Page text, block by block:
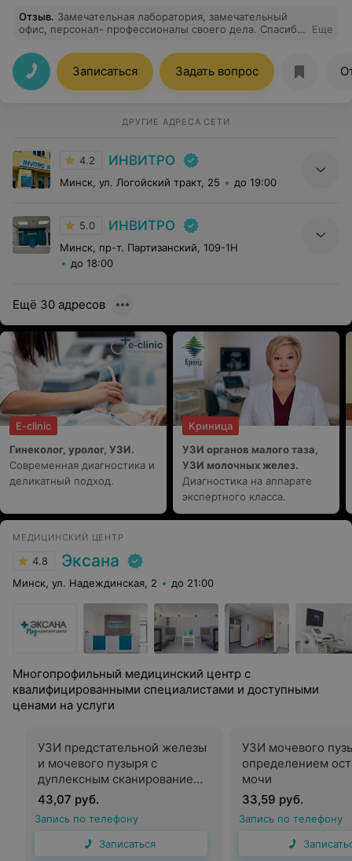
Отзыв. Замечательная лаборатория, замечательный
офис, персонал- профессионалы своего дела. Спасибо
Еще
Записаться Задать вопрос
ДРУГИЕ АДРЕСА СЕТИ
4.2 ИНВИТРО
Минск, ул. Логойский тракт, 25 до 19:00
5.0 ИНВИТРО
Минск, пр-т. Партизанский, 109-1Н
до 18:00
Ещё 30 адресов
E-clinic
Гинеколог, уролог, УЗИ.
Современная диагностика и
деликатный подход.
Криница
УЗИ органов малого таза,
УЗИ молочных желез.
Диагностика на аппарате
экспертного класса.
МЕДИЦИНСКИЙ ЦЕНТР
4.8 Эксана
Минск, ул. Надеждинская, 2 до 21:00
Многопрофильный медицинский центр с
квалифицированными специалистами и доступными
ценами на услуги
УЗИ предстательной железы
и мочевого пузыря с
дуплексным сканированием
сосудов данного региона
43,07 руб.
Запись по телефону
Записаться
УЗИ мочевого
определением
мочи
33,59 руб.
Запись по телефону